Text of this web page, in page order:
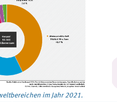
im Jahr 2021.